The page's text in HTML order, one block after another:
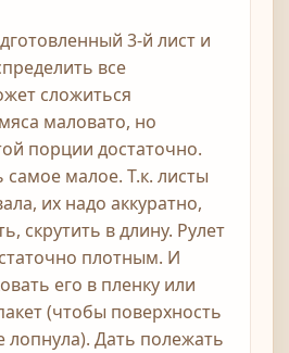
3-й лист и
все
сложиться
маловато, но
порции достаточно.
самое малое. Т.к. листы
их надо аккуратно,
скрутить в длину. Рулет
плотным. И
его в пленку или
(чтобы поверхность
лопнула). Дать полежать